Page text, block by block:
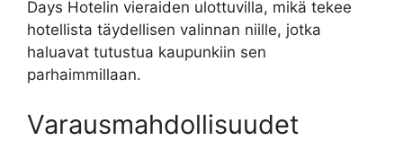
Days Hotelin vieraiden ulottuvilla, mikä tekee
hotellista täydellisen valinnan niille, jotka
haluavat tutustua kaupunkiin sen
parhaimmillaan.
Varausmahdollisuudet